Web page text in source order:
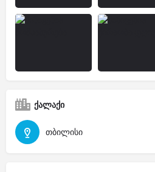
ქალაქი
თბილისი